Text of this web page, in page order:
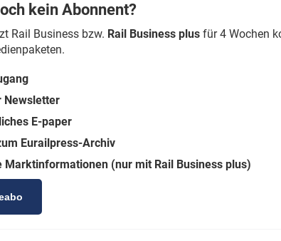
kein Abonnent?
Rail Business bzw. Rail Business plus für 4 Wochen
Newsletter
E-paper
Eurailpress-Archiv
Marktinformationen (nur mit Rail Business plus)